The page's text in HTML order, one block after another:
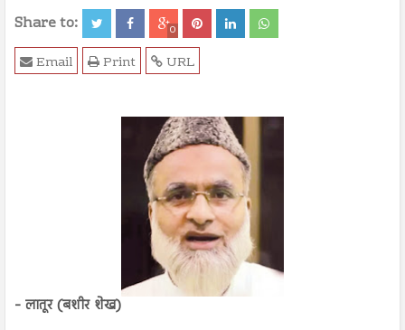
Share to: 0
URL
Print
Email
- लातूर (बशीर शेख)